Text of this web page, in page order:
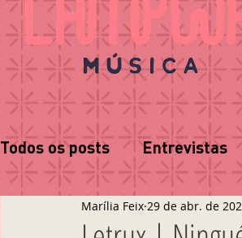
Todos os posts Entrevistas
Marília Feix 29 de abr. de